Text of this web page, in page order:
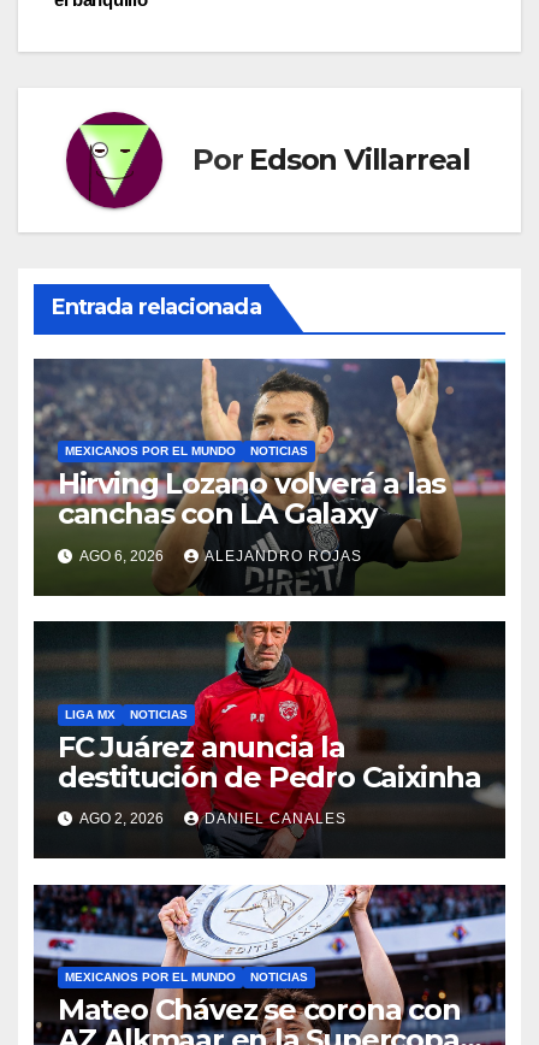
entradas
Por Edson Villarreal
Entrada relacionada
MEXICANOS POR EL MUNDO NOTICIAS
Hirving Lozano volverá a las
canchas con LA Galaxy
AGO 6, 2026 ALEJANDRO ROJAS
LIGA MX NOTICIAS
FC Juárez anuncia la
destitución de Pedro Caixinha
AGO 2, 2026 DANIEL CANALES
MEXICANOS POR EL MUNDO NOTICIAS
Mateo Chávez se corona con